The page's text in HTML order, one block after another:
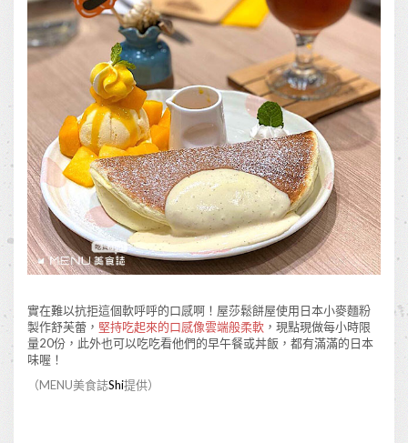
實在難以抗拒這個軟呼呼的口感啊！屋莎鬆餅屋使用日本小麥麵粉
製作舒芙蕾， 堅持吃起來的口感像雲端般柔軟 ，現點現做每小時限
量20份，此外也可以吃吃看他們的早午餐或丼飯，都有滿滿的日本
味喔！
（MENU美食誌Shi提供）